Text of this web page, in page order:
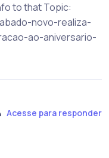
to that Topic:
novo-realiza-
ao-aniversario-
Acesse para responder